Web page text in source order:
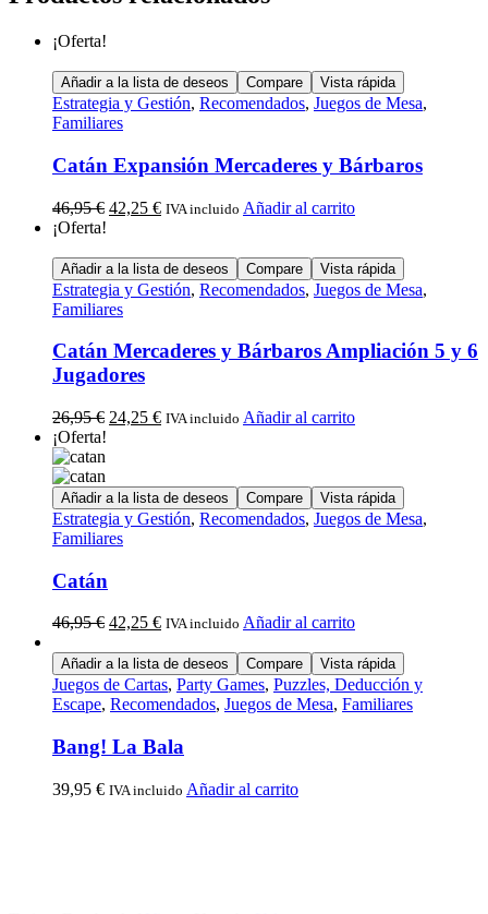
¡Oferta!
Añadir a la lista de deseos Compare Vista rápida
Estrategia y Gestión, Recomendados, Juegos de Mesa,
Familiares
Catán Expansión Mercaderes y Bárbaros
46,95€ 42,25 € IVA incluido Añadir al carrito
¡Oferta!
Añadir a la lista de deseos Compare Vista rápida
Estrategia y Gestión, Recomendados, Juegos de Mesa,
Familiares
Catán Mercaderes y Bárbaros Ampliación 5 y 6
Jugadores
26,95€ 24,25 € IVA incluido Añadir al carrito
¡Oferta!
Añadir a la lista de deseos Compare Vista rápida
Estrategia y Gestión, Recomendados, Juegos de Mesa,
Familiares
Catán
46,95€ 42,25 € IVA incluido Añadir al carrito
Añadir a la lista de deseos Compare Vista rápida
Juegos de Cartas, Party Games, Puzzles, Deducción y
Escape, Recomendados, Juegos de Mesa, Familiares
Bang! La Bala
39,95 € IVA incluido Añadir al carrito